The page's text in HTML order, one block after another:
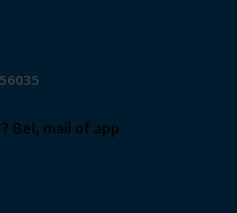
Bel, mail of app